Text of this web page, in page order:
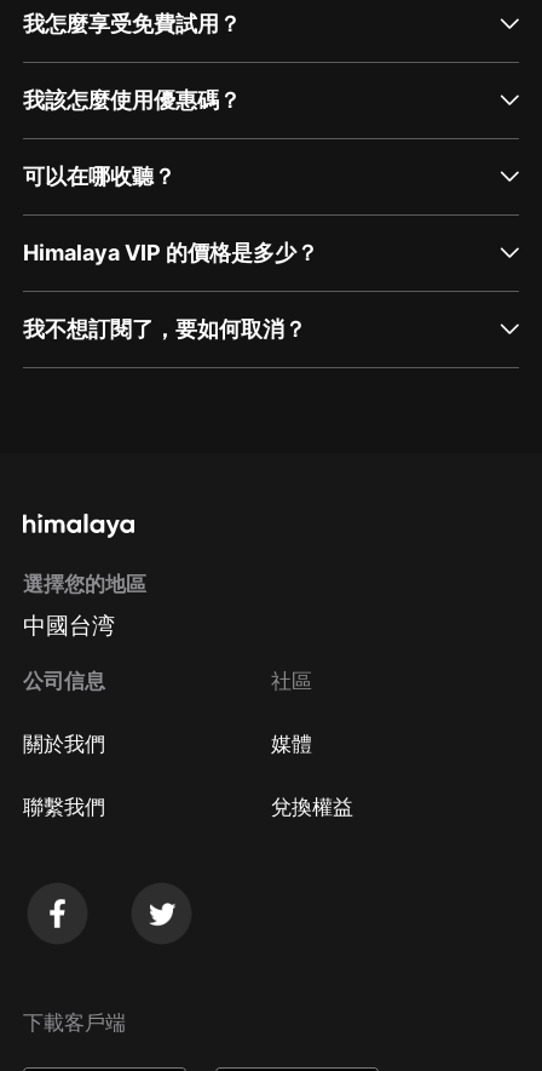
我怎麼享受免費試用？
我該怎麼使用優惠碼？
可以在哪收聽？
Himalaya VIP 的價格是多少？
我不想訂閱了，要如何取消？
方法 Google Play取消訂閱方法
選擇您的地區
中國台湾
公司信息
關於我們
聯繫我們
社區
媒體
兌換權益
下載客戶端